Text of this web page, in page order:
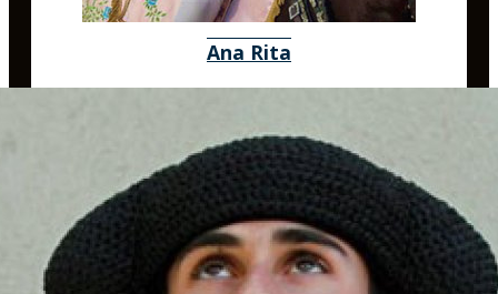
Ana Rita